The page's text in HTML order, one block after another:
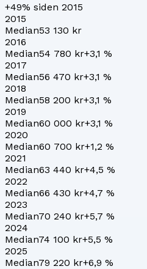
+49% siden 2015
2015
Median53 130 kr
2016
Median54 780 kr+3,1 %
2017
Median56 470 kr+3,1 %
2018
Median58 200 kr+3,1 %
2019
Median60 000 kr+3,1 %
2020
Median60 700 kr+1,2 %
2021
Median63 440 kr+4,5 %
2022
Median66 430 kr+4,7 %
2023
Median70 240 kr+5,7 %
2024
Median74 100 kr+5,5 %
2025
Median79 220 kr+6,9 %